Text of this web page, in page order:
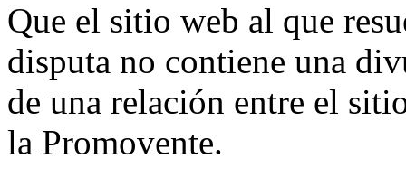
Que el sitio web al que
disputa no contiene una
de una relación entre el
la Promovente.